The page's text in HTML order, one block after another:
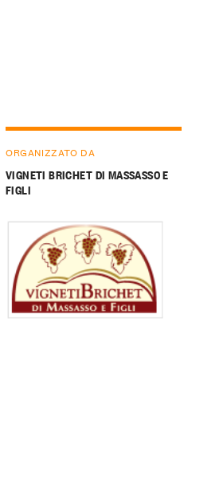
ORGANIZZATO DA
VIGNETI BRICHET DI MASSASSO E
FIGLI